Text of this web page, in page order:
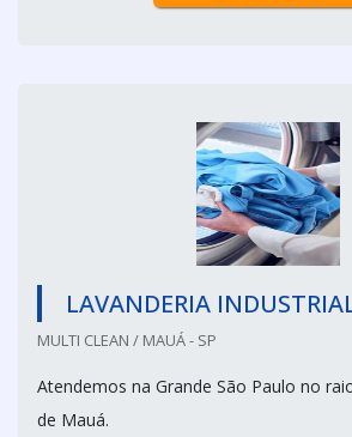
LAVANDERIA
MULTI CLEAN / MAUÁ - SP
Atendemos na Grande São Paulo no
de Mauá.